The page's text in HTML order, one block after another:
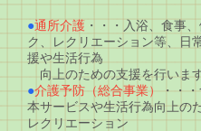
●通所介護 ・・・入浴、食事
ク、レクリエーション等、日
援や生活行為
向上のための支援を行います
●介護予防（総合事業）
・・
本サービスや生活行為向上の
レクリエーション